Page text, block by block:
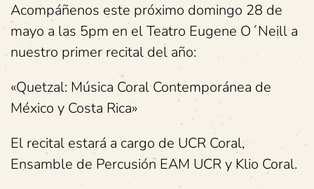
Acompáñenos este próximo domingo 28 de
mayo a las 5pm en el Teatro Eugene O´Neill a
nuestro primer recital del año:
«Quetzal: Música Coral Contemporánea de
México y Costa Rica»
El recital estará a cargo de UCR Coral,
Ensamble de Percusión EAM UCR y Klio Coral.